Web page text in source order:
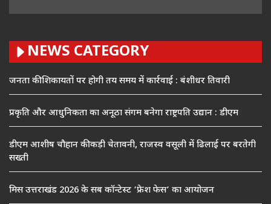
NEWS CATEGORY
जनता की शिकायतों पर होगी तय समय में कार्रवाई : बंशीधर तिवारी
प्रकृति और आधुनिकता का अनूठा संगम बनेगा राष्ट्रपति उद्यान : डीएम
डीएम आशीष चौहान की कड़ी चेतावनी, राजस्व वसूली में ढिलाई पर बरतेगी
सख्ती
मिस उत्तराखंड 2026 के सब कॉन्टेस्ट ‘फ्रेश फेस’ का आयोजन